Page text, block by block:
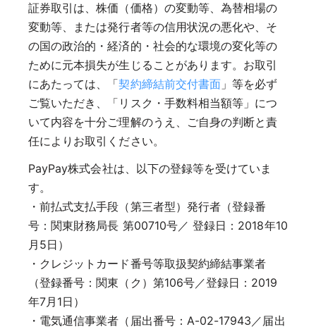
証券取引は、株価（価格）の変動等、為替相場の
変動等、または発行者等の信用状況の悪化や、そ
の国の政治的・経済的・社会的な環境の変化等の
ために元本損失が生じることがあります。お取引
にあたっては、「契約締結前交付書面 」等を必ず
ご覧いただき、「リスク・手数料相当額等」につ
いて内容を十分ご理解のうえ、ご自身の判断と責
任によりお取引ください。
PayPay株式会社は、以下の登録等を受けていま
す。
・前払式支払手段（第三者型）発行者（登録番
号：関東財務局長 第00710号／ 登録日：2018年10
月5日）
・クレジットカード番号等取扱契約締結事業者
（登録番号：関東（ク）第106号／登録日：2019
年7月1日）
・電気通信事業者（届出番号：A-02-17943／届出